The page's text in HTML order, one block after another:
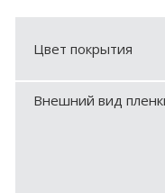
Цвет покрытия
Внешний вид